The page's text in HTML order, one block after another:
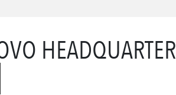
HEADQUARTER